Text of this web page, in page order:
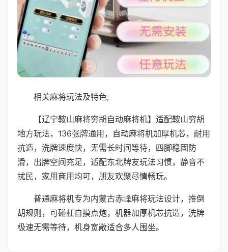
相关麻将玩法及特色;
【辽宁鞍山麻将穷胡自动麻将机】适配鞍山穷胡
地方玩法，136张牌通用，自动麻将机加厚机芯，耐用
抗造，洗牌速度快，无需长时间等待，四脚稳固防
滑，出牌空间充足，适配东北牌友玩法习惯，静音不
扰民，家用商用均可，朋友欢聚尽情畅玩。
普通麻将机专为内蒙古赤峰麻将玩法设计，推倒
胡规则，可碰杠自摸点炮，机器加厚机芯抗造，洗牌
极速无需等待，机身宽敞适合多人围坐。